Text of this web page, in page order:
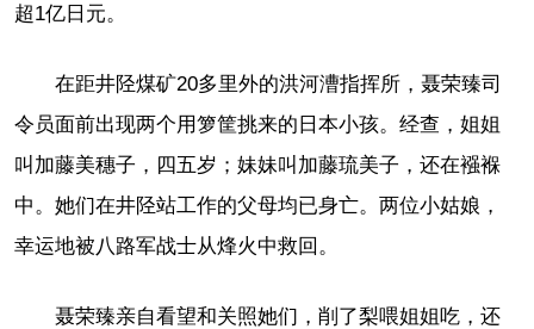
超1亿日元。
在距井陉煤矿20多里外的洪河漕指挥所，聂荣臻司
令员面前出现两个用箩筐挑来的日本小孩。经查，姐姐
叫加藤美穗子，四五岁；妹妹叫加藤琉美子，还在襁褓
中。她们在井陉站工作的父母均已身亡。两位小姑娘，
幸运地被八路军战士从烽火中救回。
聂荣臻亲自看望和关照她们，削了梨喂姐姐吃，还